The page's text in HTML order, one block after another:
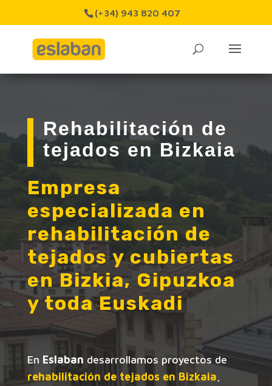
(+34) 943 820 407
Rehabilitación de
tejados en Bizkaia
Empresa
especializada en
rehabilitación de
tejados y cubiertas
en Bizkia, Gipuzkoa
y toda Euskadi
En Eslaban desarrollamos proyectos de
rehabilitación de tejados en Bizkaia